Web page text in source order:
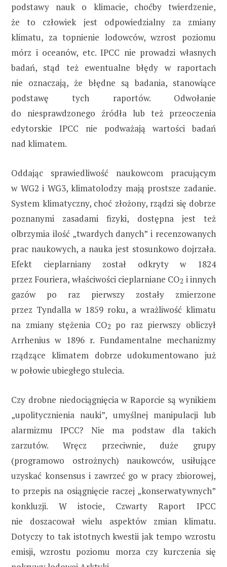
podstawy nauk o klimacie, choćby twierdzenie,
że to człowiek jest odpowiedzialny za zmiany
klimatu, za topnienie lodowców, wzrost poziomu
mórz i oceanów, etc. IPCC nie prowadzi własnych
badań, stąd też ewentualne błędy w raportach
nie oznaczają, że błędne są badania, stanowiące
podstawę tych raportów. Odwołanie
do niesprawdzonego źródła lub też przeoczenia
edytorskie IPCC nie podważają wartości badań
nad klimatem.
Oddając sprawiedliwość naukowcom pracującym
w WG2 i WG3, klimatolodzy mają prostsze zadanie.
System klimatyczny, choć złożony, rządzi się dobrze
poznanymi zasadami fizyki, dostępna jest też
olbrzymia ilość „twardych danych” i recenzowanych
prac naukowych, a nauka jest stosunkowo dojrzała.
Efekt cieplarniany został odkryty w 1824
przez Fouriera, właściwości cieplarniane CO2 i innych
gazów po raz pierwszy zostały zmierzone
przez Tyndalla w 1859 roku, a wrażliwość klimatu
na zmiany stężenia CO2
po raz pierwszy obliczył
Arrhenius w 1896 r. Fundamentalne mechanizmy
rządzące klimatem dobrze udokumentowano już
w połowie ubiegłego stulecia.
Czy drobne niedociągnięcia w Raporcie są wynikiem
„upolitycznienia nauki”, umyślnej manipulacji lub
alarmizmu IPCC? Nie ma podstaw dla takich
zarzutów. Wręcz przeciwnie, duże grupy
(programowo ostrożnych) naukowców, usiłujące
uzyskać konsensus i zawrzeć go w pracy zbiorowej,
to przepis na osiągnięcie raczej „konserwatywnych”
konkluzji. W istocie, Czwarty Raport IPCC
nie doszacował wielu aspektów zmian klimatu.
Dotyczy to tak istotnych kwestii jak tempo wzrostu
emisji, wzrostu poziomu morza czy kurczenia się